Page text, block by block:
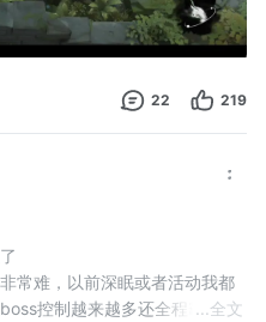
22 219
常难，以前深眠或者活动我都
控制越来越多还全程霸体，
全文